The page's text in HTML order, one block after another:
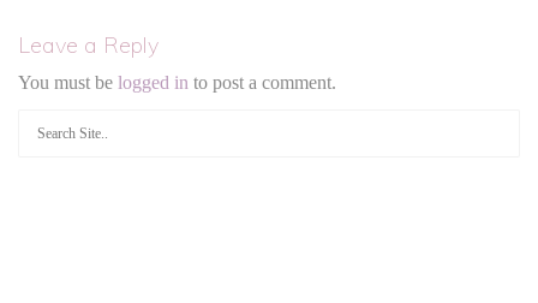
Leave a Reply
You must be logged in to post a comment.